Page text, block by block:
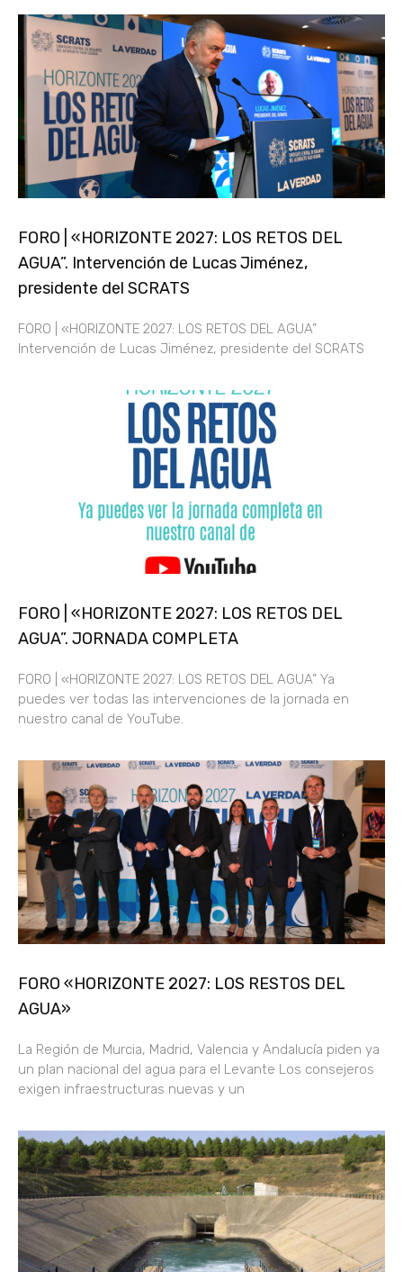
FORO | «HORIZONTE 2027: LOS RETOS DEL
AGUA”. Intervención de Lucas Jiménez,
presidente del SCRATS
FORO | «HORIZONTE 2027: LOS RETOS DEL AGUA”
Intervención de Lucas Jiménez, presidente del SCRATS
FORO | «HORIZONTE 2027: LOS RETOS DEL
AGUA”. JORNADA COMPLETA
FORO | «HORIZONTE 2027: LOS RETOS DEL AGUA” Ya
puedes ver todas las intervenciones de la jornada en
nuestro canal de YouTube.
FORO «HORIZONTE 2027: LOS RESTOS DEL
AGUA»
La Región de Murcia, Madrid, Valencia y Andalucía piden ya
un plan nacional del agua para el Levante Los consejeros
exigen infraestructuras nuevas y un